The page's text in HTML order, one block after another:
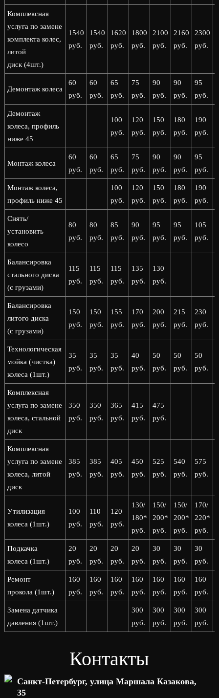
Комплексная
услуга по замене
комплекта колес,
литой
диск (4шт.)
1540
руб.
1540
руб.
1620
руб.
1800
руб.
2100
руб.
2160
руб.
2300
руб.
Демонтаж колеса
60
руб.
60
руб.
65
руб.
75
руб.
90
руб.
90
руб.
95
руб.
Демонтаж
колеса, профиль
ниже 45
100
руб.
120
руб.
150
руб.
180
руб.
190
руб.
Монтаж колеса
60
руб.
60
руб.
65
руб.
75
руб.
90
руб.
90
руб.
95
руб.
Монтаж колеса,
профиль ниже 45
100
руб.
120
руб.
150
руб.
180
руб.
190
руб.
Снять/
установить
колесо
80
руб.
80
руб.
85
руб.
90
руб.
95
руб.
95
руб.
105
руб.
Балансировка
стального диска
(с грузами)
115
руб.
115
руб.
115
руб.
135
руб.
130
руб.
Балансировка
литого диска
(с грузами)
150
руб.
150
руб.
155
руб.
170
руб.
200
руб.
215
руб.
230
руб.
Технологическая
мойка (чистка)
колеса (1шт.)
35
руб.
35
руб.
35
руб.
40
руб.
50
руб.
50
руб.
50
руб.
Комплексная
услуга по замене
колеса, стальной
диск
350
руб.
350
руб.
365
руб.
415
руб.
475
руб.
Комплексная
услуга по замене
колеса, литой
диск
385
руб.
385
руб.
405
руб.
450
руб.
525
руб.
540
руб.
575
руб.
Утилизация
колеса (1шт.)
100
руб.
110
руб.
120
руб.
130/
180*
руб.
150/
200*
руб.
150/
200*
руб.
170/
220*
руб.
Подкачка
колеса (1шт.)
20
руб.
20
руб.
20
руб.
20
руб.
30
руб.
30
руб.
30
руб.
Ремонт
прокола (1шт.)
160
руб.
160
руб.
160
руб.
160
руб.
160
руб.
160
руб.
160
руб.
Замена датчика
давления (1шт.)
300
руб.
300
руб.
300
руб.
300
руб.
Контакты
Санкт-Петербург, улица Маршала Казакова,
35